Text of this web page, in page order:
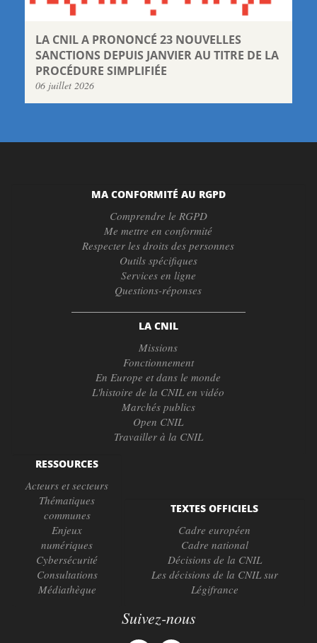
LA CNIL A PRONONCÉ 23 NOUVELLES
SANCTIONS DEPUIS JANVIER AU TITRE DE LA
PROCÉDURE SIMPLIFIÉE
06 juillet 2026
MA CONFORMITÉ AU RGPD
Comprendre le RGPD
Me mettre en conformité
Respecter les droits des personnes
Outils spécifiques
Services en ligne
Questions-réponses
LA CNIL
Missions
Fonctionnement
En Europe et dans le monde
L'histoire de la CNIL en vidéo
Marchés publics
Open CNIL
Travailler à la CNIL
RESSOURCES
Acteurs et secteurs
Thématiques
communes
Enjeux
numériques
Cybersécurité
Consultations
Médiathèque
TEXTES OFFICIELS
Cadre européen
Cadre national
Décisions de la CNIL
Les décisions de la CNIL sur
Légifrance
Suivez-nous